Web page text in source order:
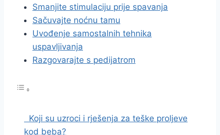
Smanjite stimulaciju prije spavanja
Sačuvajte noćnu tamu
Uvođenje samostalnih tehnika
uspavljivanja
Razgovarajte s pedijatrom
Koji su uzroci i rješenja za teške proljeve
kod beba?